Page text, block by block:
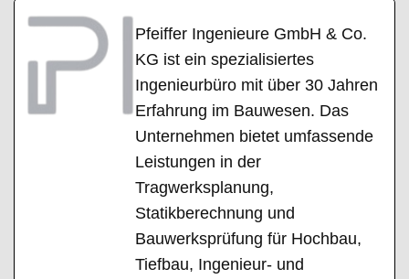
Pfeiffer Ingenieure GmbH & Co.
KG ist ein spezialisiertes
Ingenieurbüro mit über 30 Jahren
Erfahrung im Bauwesen. Das
Unternehmen bietet umfassende
Leistungen in der
Tragwerksplanung,
Statikberechnung und
Bauwerksprüfung für Hochbau,
Tiefbau, Ingenieur- und